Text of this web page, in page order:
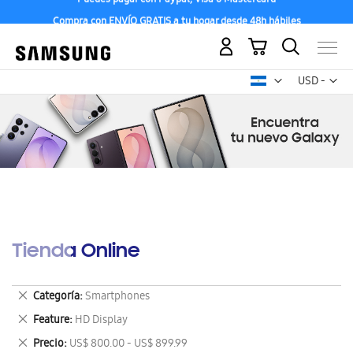
Compra con ENVÍO GRATIS a tu hogar desde 48h hábiles
USD -
dólar
Mi carrito
Tienda Online
Categoría Smartphones
Eliminar
este
artículo
Feature HD Display
Eliminar
este
Precio US$ 800.00 - US$ 899.99
Eliminar